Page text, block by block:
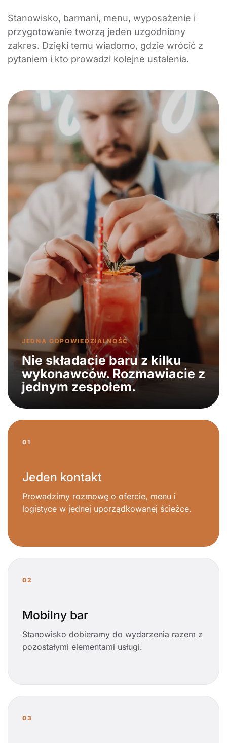
Stanowisko, barmani, menu, wyposażenie i
przygotowanie tworzą jeden uzgodniony
zakres. Dzięki temu wiadomo, gdzie wrócić z
pytaniem i kto prowadzi kolejne ustalenia.
JEDNA ODPOWIEDZIALNOŚĆ
Nie składacie baru z kilku
wykonawców. Rozmawiacie z
jednym zespołem.
01
Jeden kontakt
Prowadzimy rozmowę o ofercie, menu i
logistyce w jednej uporządkowanej ścieżce.
02
Mobilny bar
Stanowisko dobieramy do wydarzenia razem z
pozostałymi elementami usługi.
03